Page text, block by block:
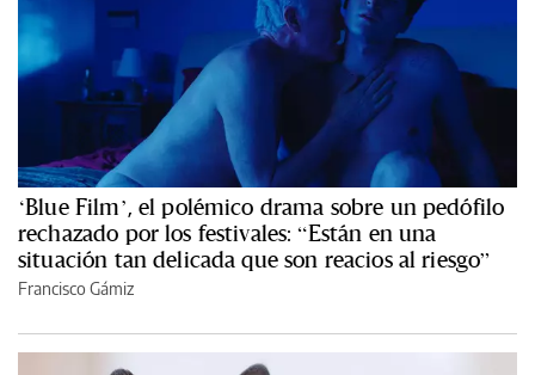
‘Blue Film’, el polémico drama sobre un pedófilo
rechazado por los festivales: “Están en una
situación tan delicada que son reacios al riesgo”
Francisco Gámiz